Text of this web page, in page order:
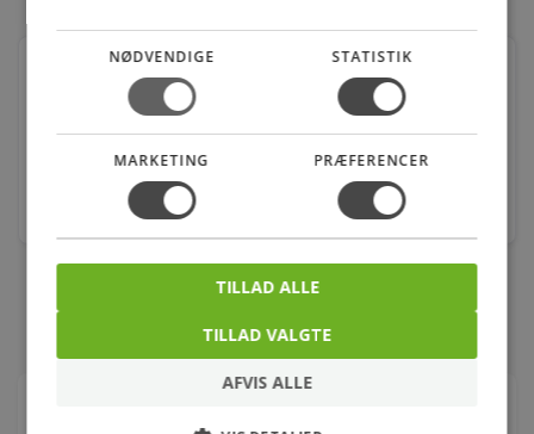
Adax Varmepanel NEO NP06KDT 230v 600w hvid,
(HxB) 370x589mm, med ledning og stikprop
Varenr.: 1478006017
843,00 kr.
NØDVENDIGE STATISTIK
MARKETING PRÆFERENCER
TILLAD VALGTE
TILLAD ALLE
AFVIS ALLE